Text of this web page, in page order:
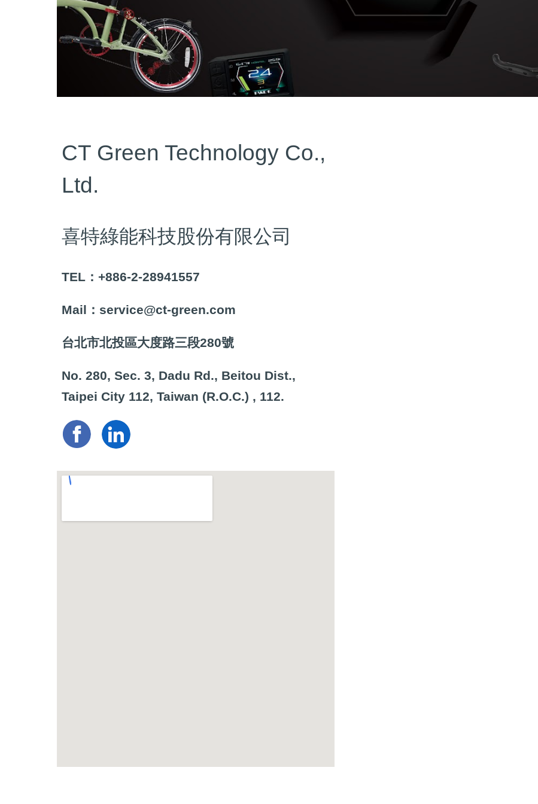
CT Green Technology Co.,
Ltd.
喜特綠能科技股份有限公司
TEL：+886-2-28941557
Mail：service@ct-green.com
台北市北投區大度路三段280號
No. 280, Sec. 3, Dadu Rd., Beitou Dist.,
Taipei City 112, Taiwan (R.O.C.) , 112.